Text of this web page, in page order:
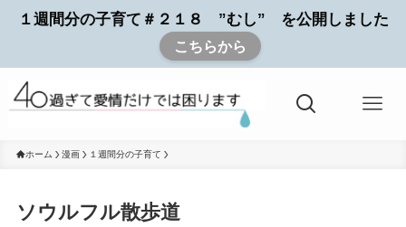
１週間分の子育て＃２１８ ”むし” を公開しました
こちらから
ホーム 漫画 １週間分の子育て
ソウルフル散歩道